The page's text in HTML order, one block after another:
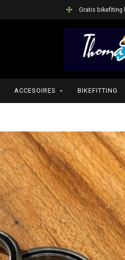
Gratis bikefiting
ACCESOIRES BIKEFITTING